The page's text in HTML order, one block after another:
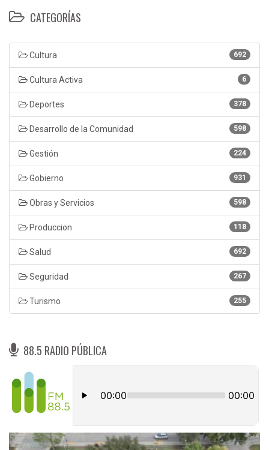
CATEGORÍAS
692
Cultura
6
Cultura Activa
378
Deportes
598
Desarrollo de la Comunidad
224
Gestión
931
Gobierno
598
Obras y Servicios
118
Produccion
692
Salud
267
Seguridad
255
Turismo
88.5 RADIO PÚBLICA